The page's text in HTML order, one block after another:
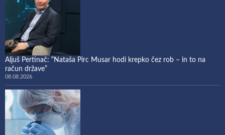
Aljuš Pertinač: “Nataša Pirc Musar hodi krepko čez rob – in to na
račun države”
08.08.2026